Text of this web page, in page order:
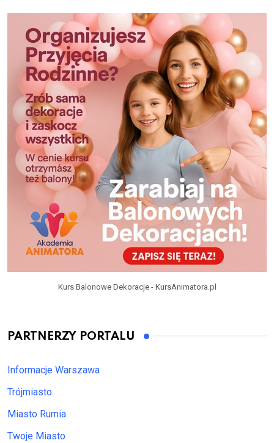
Kurs Balonowe Dekoracje - KursAnimatora.pl
PARTNERZY PORTALU
Informacje Warszawa
Trójmiasto
Miasto Rumia
Twoje Miasto